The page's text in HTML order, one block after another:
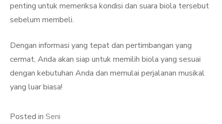
penting untuk memeriksa kondisi dan suara biola tersebut
sebelum membeli.
Dengan informasi yang tepat dan pertimbangan yang
cermat, Anda akan siap untuk memilih biola yang sesuai
dengan kebutuhan Anda dan memulai perjalanan musikal
yang luar biasa!
Posted in Seni